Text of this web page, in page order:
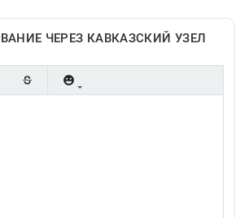
ЧЕРЕЗ КАВКАЗСКИЙ УЗЕЛ